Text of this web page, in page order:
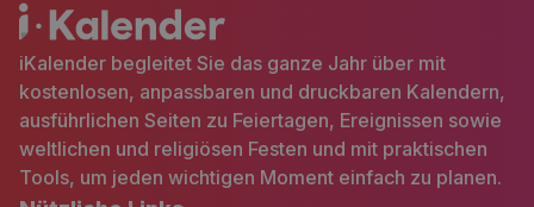
iKalender begleitet Sie das ganze Jahr über mit
kostenlosen, anpassbaren und druckbaren Kalendern,
ausführlichen Seiten zu Feiertagen, Ereignissen sowie
weltlichen und religiösen Festen und mit praktischen
Tools, um jeden wichtigen Moment einfach zu planen.